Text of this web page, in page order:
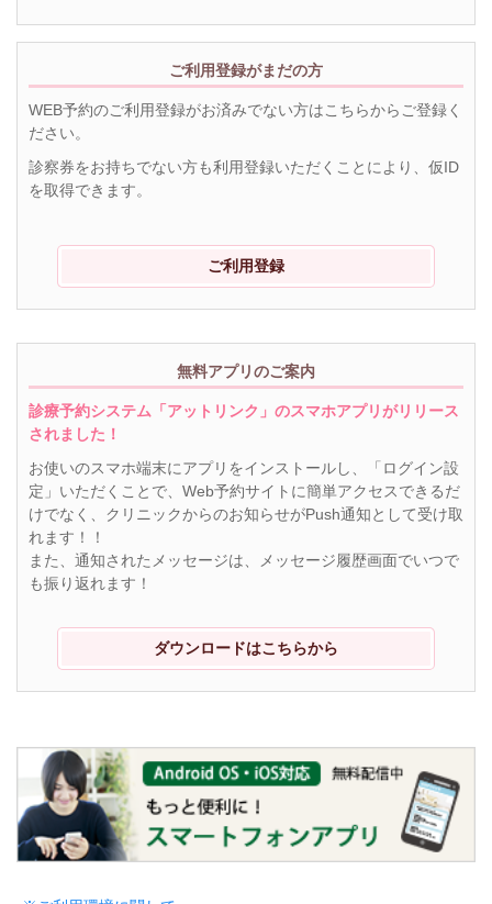
ご利用登録がまだの方
WEB予約のご利用登録がお済みでない方はこちらからご登録く
ださい。
診察券をお持ちでない方も利用登録いただくことにより、仮ID
を取得できます。
ご利用登録
無料アプリのご案内
診療予約システム「アットリンク」のスマホアプリがリリース
されました！
お使いのスマホ端末にアプリをインストールし、「ログイン設
定」いただくことで、Web予約サイトに簡単アクセスできるだ
けでなく、クリニックからのお知らせがPush通知として受け取
れます！！
また、通知されたメッセージは、メッセージ履歴画面でいつで
も振り返れます！
ダウンロードはこちらから